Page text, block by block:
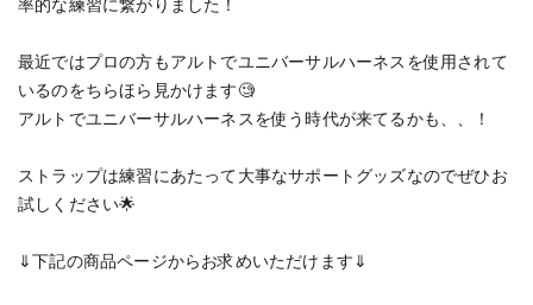
配信/ライブ機器 楽器アクセサリ
中古
率的な練習に繋がりました！
最近ではプロの方もアルトでユニバーサルハーネスを使用されて
いるのをちらほら見かけます🧐
アルトでユニバーサルハーネスを使う時代が来てるかも、、！
ストラップは練習にあたって大事なサポートグッズなのでぜひお
試しください🌟
⇓下記の商品ページからお求めいただけます⇓